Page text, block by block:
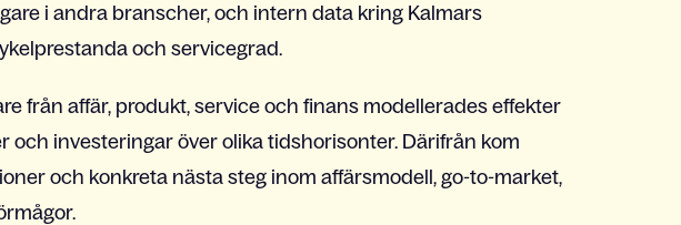
i andra branscher, och intern data kring Kalmars
och servicegrad.
från affär, produkt, service och finans modellerades effekter
och investeringar över olika tidshorisonter. Därifrån kom
och konkreta nästa steg inom affärsmodell, go-to-market,